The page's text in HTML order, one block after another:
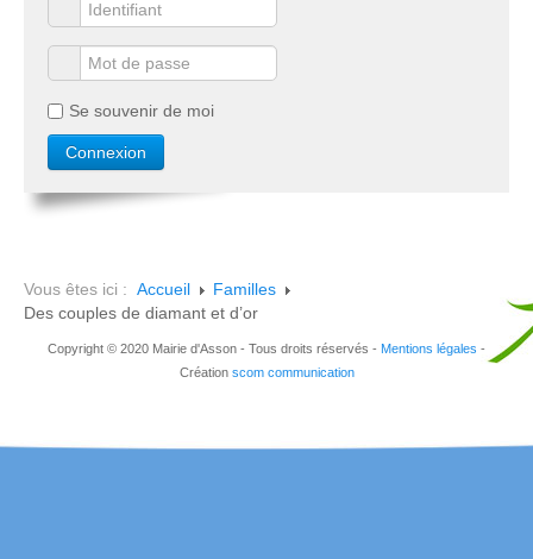
Se souvenir de moi
Vous êtes ici : Accueil
Familles
Des couples de diamant et d’or
Copyright © 2020 Mairie d'Asson - Tous droits réservés - Mentions légales -
Création scom communication